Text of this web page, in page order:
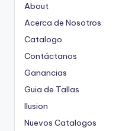
About
Acerca de Nosotros
Catalogo
Contáctanos
Ganancias
Guia de Tallas
Ilusion
Nuevos Catalogos